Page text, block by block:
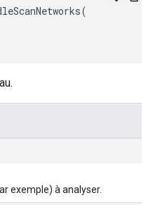
exemple) à analyser.